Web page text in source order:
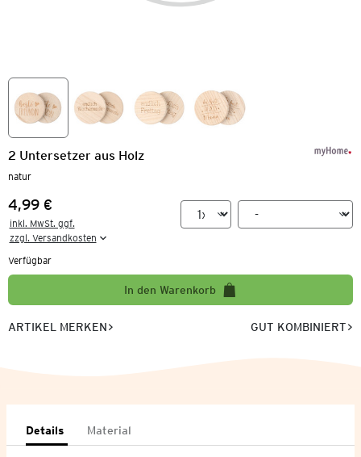
2 Untersetzer aus Holz
natur
Preis:
4,99 €
inkl. MwSt. ggf.
zzgl. Versandkosten
Verfügbar
In den Warenkorb
ARTIKEL MERKEN GUT KOMBINIERT
Details Material